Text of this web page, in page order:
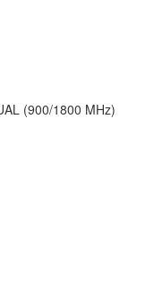
(900/1800 MHz)